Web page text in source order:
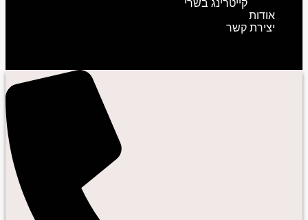
קייטרינג בשרי
אודות
יצירת קשר